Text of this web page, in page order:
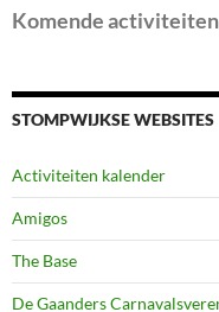
Komende activiteiten
STOMPWIJKSE WEBSITES
Activiteiten kalender
Amigos
The Base
De Gaanders